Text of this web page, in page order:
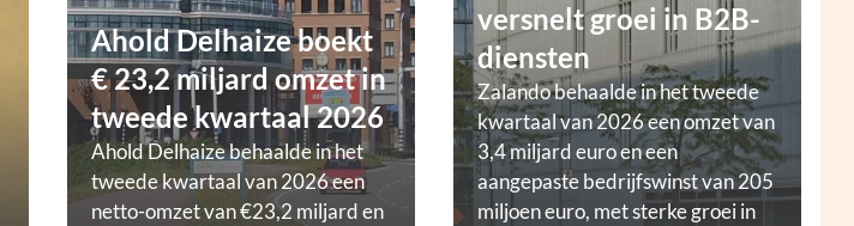
Ahold Delhaize boekt
€ 23,2 miljard omzet in
tweede kwartaal 2026
Ahold Delhaize behaalde in het
tweede kwartaal van 2026 een
netto-omzet van €23,2 miljard en
versnelt groei in B2B-
diensten
Zalando behaalde in het tweede
kwartaal van 2026 een omzet van
3,4 miljard euro en een
aangepaste bedrijfswinst van 205
miljoen euro, met sterke groei in